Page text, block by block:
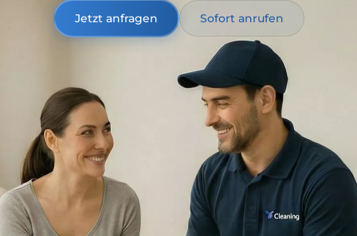
Jetzt anfragen Sofort anrufen